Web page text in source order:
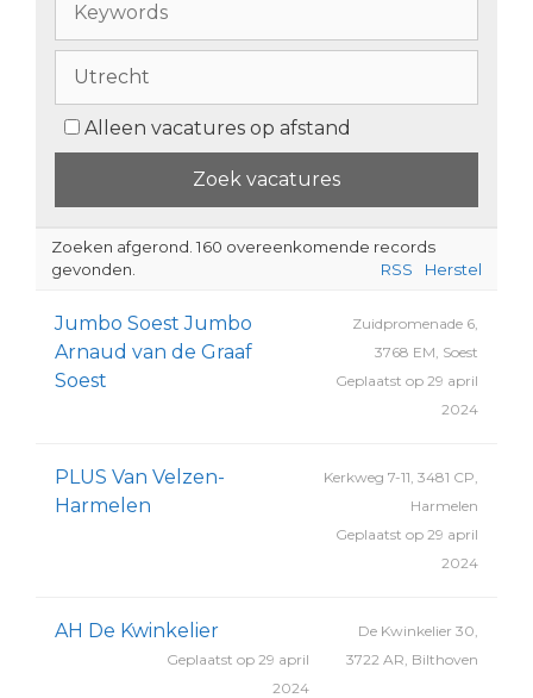
Alleen vacatures op afstand
Zoeken afgerond. 160 overeenkomende records
gevonden.
Herstel
RSS
Jumbo Soest Jumbo
Arnaud van de Graaf
Soest
Zuidpromenade 6,
3768 EM, Soest
Geplaatst op 29 april
2024
PLUS Van Velzen-
Harmelen
Kerkweg 7-11, 3481 CP,
Harmelen
Geplaatst op 29 april
2024
AH De Kwinkelier
De Kwinkelier 30,
3722 AR, Bilthoven
Geplaatst op 29 april
2024